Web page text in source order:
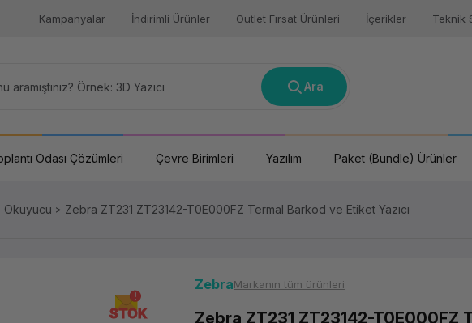
Kampanyalar İndirimli Ürünler Outlet Fırsat Ürünleri İçerikler Teknik
Ara
Odası Çözümleri Çevre Birimleri Yazılım Paket (Bundle) Ürünler
Okuyucu Zebra ZT231 ZT23142-T0E000FZ Termal Barkod ve Etiket Yazıcı
STOK
ZebraMarkanın tüm ürünleri
Zebra ZT231 ZT23142-T0E000FZ